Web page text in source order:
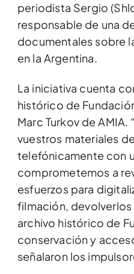
periodista Sergio
responsable de una
documentales sobre
en la Argentina.
La iniciativa cuenta
histórico de
Marc Turkov de
vuestros materiales
telefónicamente con
comprometemos a
esfuerzos para
filmación,
archivo histórico de
conservación y
señalaron los